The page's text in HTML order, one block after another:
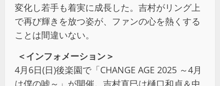
変化し若手も着実に成長した。吉村がリング上
で再び輝きを放つ姿が、ファンの心を熱くする
ことは間違いない。
＜インフォメーション＞
4月6日(日)後楽園で「CHANGE AGE 2025 ～4月
は僕の嘘～」が開催。吉村直巳は樋口和貞＆中